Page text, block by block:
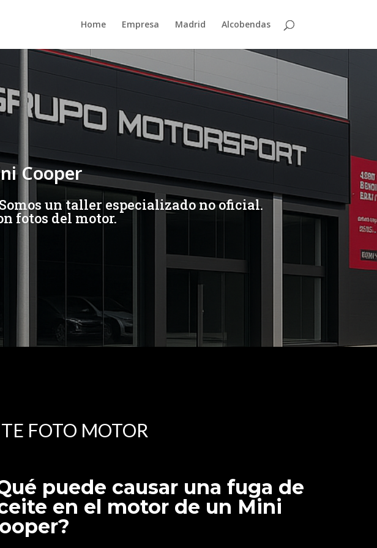
Home Empresa Madrid Alcobendas
Cooper
un taller especializado no oficial.
fotos del motor.
FOTO MOTOR
puede causar una fuga de
en el motor de un Mini